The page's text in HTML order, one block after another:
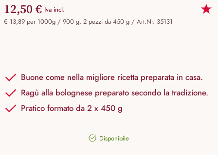
12,50 € Iva incl.
€ 13,89 per 1000g / 900 g, 2 pezzi da 450 g / Art.Nr. 35131
Buone come nella migliore ricetta preparata in casa.
Ragù alla bolognese preparato secondo la tradizione.
Pratico formato da 2 x 450 g
Disponibile